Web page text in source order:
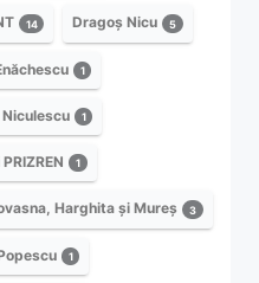
14 Dragoș Nicu 5
1
Niculescu 1
1
Harghita și Mureș 3
1